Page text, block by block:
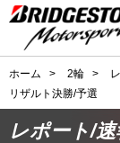
ホーム > 2輪 >
リザルト決勝/予選
レポート/速